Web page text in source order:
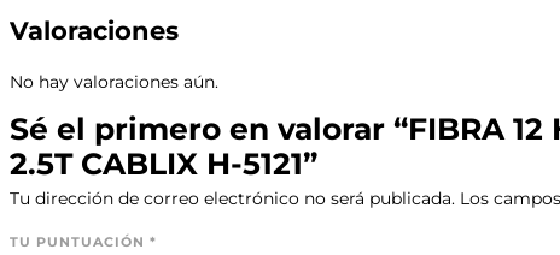
Valoraciones
No hay valoraciones aún.
Sé el primero en valorar “FIBRA 12
2.5T CABLIX H-5121”
Tu dirección de correo electrónico no será publicada. Los
TU PUNTUACIÓN *